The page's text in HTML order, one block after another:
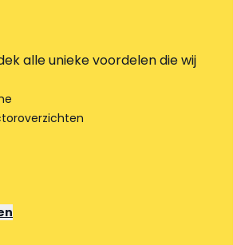
alle unieke voordelen die wij